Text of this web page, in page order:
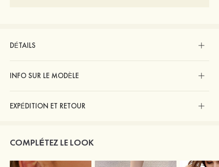
DÉTAILS
INFO SUR LE MODÈLE
EXPÉDITION ET RETOUR
COMPLÉTEZ LE LOOK